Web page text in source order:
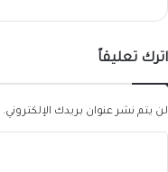
اترك تعليقاً
لن يتم نشر عنوان بريدك الإلكتروني.